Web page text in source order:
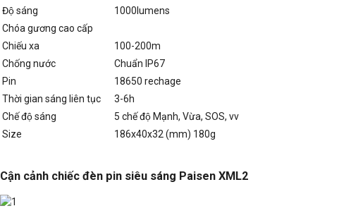
Độ sáng
1000lumens
Chóa gương cao cấp
Chiếu xa
100-200m
Chống nước
Chuẩn IP67
Pin
18650 rechage
Thời gian sáng liên tục
3-6h
Chế độ sáng
5 chế độ Mạnh, Vừa, SOS, vv
Size
186x40x32 (mm) 180g
Cận cảnh chiếc đèn pin siêu sáng Paisen XML2